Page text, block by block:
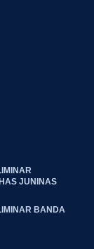
JUNINAS
BANDA